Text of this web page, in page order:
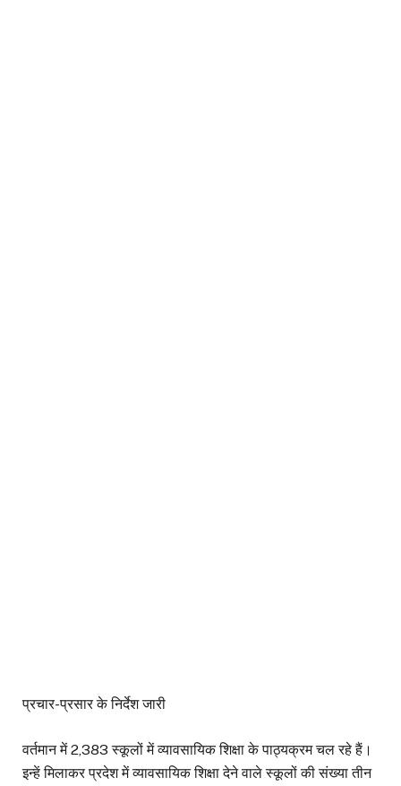
प्रचार-प्रसार के निर्देश जारी
वर्तमान में 2,383 स्कूलों में व्यावसायिक शिक्षा के पाठ्यक्रम चल रहे हैं।
इन्हें मिलाकर प्रदेश में व्यावसायिक शिक्षा देने वाले स्कूलों की संख्या तीन